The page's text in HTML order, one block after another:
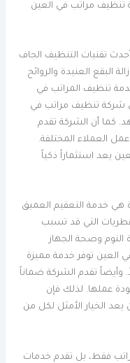
تنظيف مراتب في العين
تقنيات التنظيف الجاف
البقع العنيدة والروائح
تنظيف المراتب في
شركة تنظيف مراتب في
كما أن الشركة تقدم
العملاء المختلفة.
يعد استثماراً ذكياً
هي خدمة التعقيم العميق
التي قد تسبب
النوم وصحة الجهاز
العين توفر خدمة مميزة
وأيضاً تقدم الشركة ضماناً
عملها. لذلك فإن
الخيار الأمثل لكل من
فقط، بل تقدم خدمات